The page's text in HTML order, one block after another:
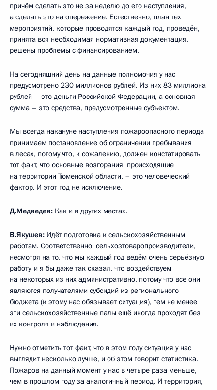
причём сделать это не за неделю до его наступления,
а сделать это на опережение. Естественно, план тех
мероприятий, которые проводятся каждый год, проведён,
принята вся необходимая нормативная документация,
решены проблемы с финансированием.
На сегодняшний день на данные полномочия у нас
предусмотрено 230 миллионов рублей. Из них 83 миллиона
рублей – это деньги Российской Федерации, а основная
сумма – это средства, предусмотренные субъектом.
Мы всегда накануне наступления пожароопасного периода
принимаем постановление об ограничении пребывания
в лесах, потому что, к сожалению, должен констатировать
тот факт, что основные возгорания, происходящие
на территории Тюменской области, – это человеческий
фактор. И этот год не исключение.
Д.Медведев: Как и в других местах.
В.Якушев: Идёт подготовка к сельскохозяйственным
работам. Соответственно, сельхозтоваропроизводители,
несмотря на то, что мы каждый год ведём очень серьёзную
работу, и я бы даже так сказал, что воздействуем
на некоторых из них административно, потому что все они
являются получателями субсидий из регионального
бюджета (к этому нас обязывает ситуация), тем не менее
эти сельскохозяйственные палы ещё иногда проходят без
их контроля и наблюдения.
Нужно отметить тот факт, что в этом году ситуация у нас
выглядит несколько лучше, и об этом говорит статистика.
Пожаров на данный момент у нас в четыре раза меньше,
чем в прошлом году за аналогичный период. И территория,